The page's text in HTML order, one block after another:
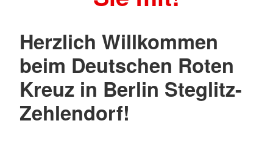
Herzlich Willkommen
beim Deutschen Roten
Kreuz in Berlin Steglitz-
Zehlendorf!